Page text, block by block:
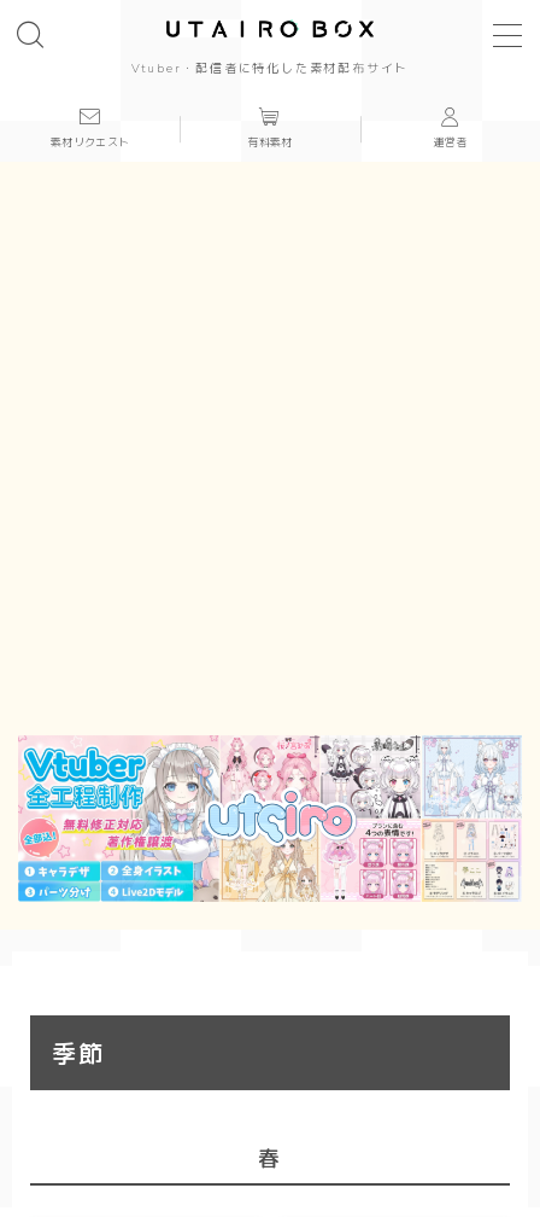
Vtuber・配信者に特化した素材配布サイト
お正月
バレンタイン
七夕
ハロウィン
素材リクエスト 有料素材 運営者
季節
春